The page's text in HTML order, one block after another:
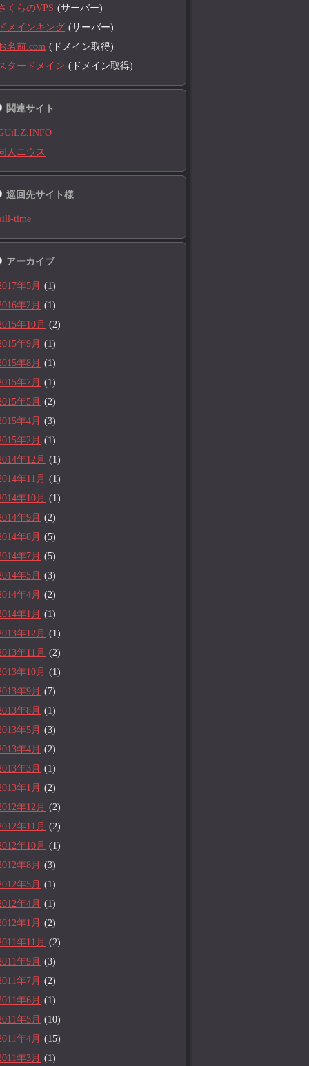
くらのVPS (サーバー)
メインキング (サーバー)
名前.com (ドメイン取得)
タードメイン (ドメイン取得)
関連サイト
人ニウス
巡回先サイト様
time
アーカイブ
年5月 (1)
年2月 (1)
年10月 (2)
年9月 (1)
年8月 (1)
年7月 (1)
年5月 (2)
年4月 (3)
年2月 (1)
年12月 (1)
年11月 (1)
年10月 (1)
年9月 (2)
年8月 (5)
年7月 (5)
年5月 (3)
年4月 (2)
年1月 (1)
年12月 (1)
年11月 (2)
年10月 (1)
年9月 (7)
年8月 (1)
年5月 (3)
年4月 (2)
年3月 (1)
年1月 (2)
年12月 (2)
年11月 (2)
年10月 (1)
年8月 (3)
年5月 (1)
年4月 (1)
年1月 (2)
年11月 (2)
年9月 (3)
年7月 (2)
年6月 (1)
年5月 (10)
年4月 (15)
年3月 (1)